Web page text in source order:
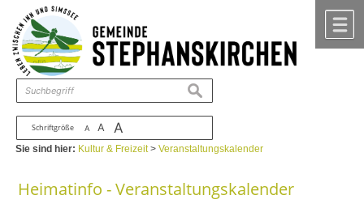
Zum Inhalt ,zur Navigation
Schriftgröße A A A
suchen
Sie sind hier: Kultur & Freizeit>Veranstaltungskalender
Heimatinfo - Veranstaltungskalender